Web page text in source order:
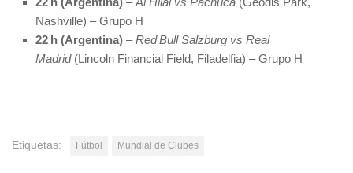
Nashville) – Grupo H
22 h (Argentina) –Red Bull Salzburg vs Real
Madrid(Lincoln Financial Field, Filadelfia) – Grupo H
Etiquetas: Fútbol Mundial de Clubes